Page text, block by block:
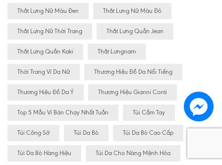
Thắt Lưng Nữ Màu Đen Thắt Lưng Nữ Màu Đỏ
Thắt Lưng Nữ Thời Trang Thắt Lưng Quần Jean
Thắt Lưng Quần Kaki Thắt Lưngnam
Thời Trang Ví Da Nữ Thương Hiệu Đồ Da Nổi Tiếng
Thương Hiệu Đồ Da Ý Thương Hiệu Gianni Conti
Top 5 Mẫu Ví Bán Chạy Nhất Tuần Túi Cầm Tay
Túi Công Sở Túi Da Bò Túi Da Bò Cao Cấp
Túi Da Bò Hàng Hiệu Túi Da Cho Nàng Mệnh Hỏa